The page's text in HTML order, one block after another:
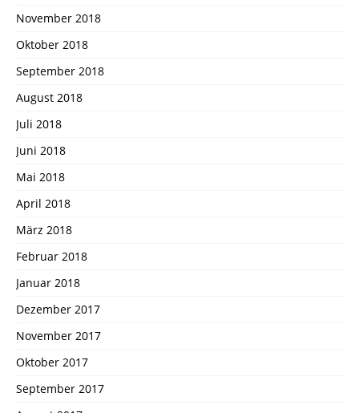
November 2018
Oktober 2018
September 2018
August 2018
Juli 2018
Juni 2018
Mai 2018
April 2018
März 2018
Februar 2018
Januar 2018
Dezember 2017
November 2017
Oktober 2017
September 2017